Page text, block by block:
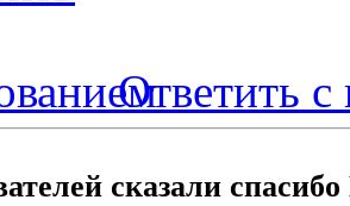
Ответить с
сказали